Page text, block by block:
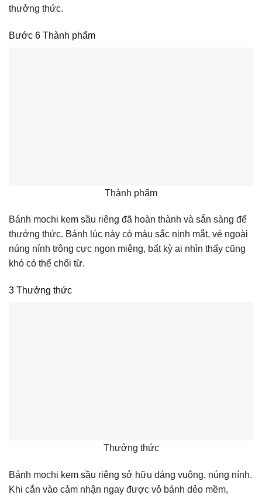
thưởng thức.
Bước 6 Thành phẩm
Thành phẩm
Bánh mochi kem sầu riêng đã hoàn thành và sẵn sàng để
thưởng thức. Bánh lúc này có màu sắc nịnh mắt, vẻ ngoài
núng nính trông cực ngon miệng, bất kỳ ai nhìn thấy cũng
khó có thể chối từ.
3 Thưởng thức
Thưởng thức
Bánh mochi kem sầu riêng sở hữu dáng vuông, núng nính.
Khi cắn vào cảm nhận ngay được vỏ bánh dẻo mềm,